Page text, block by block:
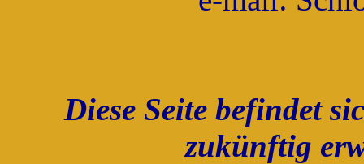
Diese Seite befindet
zukünftig